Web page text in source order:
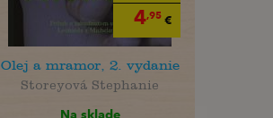
4,95€
Olej a mramor, 2. vydanie
Storeyová Stephanie
Na sklade